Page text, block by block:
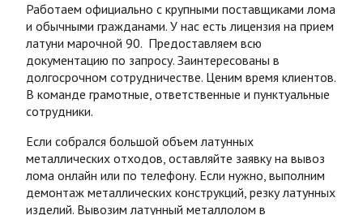
Работаем официально с крупными поставщиками лома
и обычными гражданами. У нас есть лицензия на прием
латуни марочной 90. Предоставляем всю
документацию по запросу. Заинтересованы в
долгосрочном сотрудничестве. Ценим время клиентов.
В команде грамотные, ответственные и пунктуальные
сотрудники.
Если собрался большой объем латунных
металлических отходов, оставляйте заявку на вывоз
лома онлайн или по телефону. Если нужно, выполним
демонтаж металлических конструкций, резку латунных
изделий. Вывозим латунный металлолом в